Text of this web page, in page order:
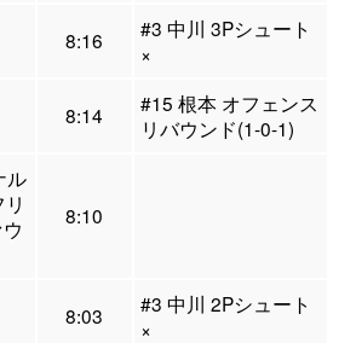
8:16
#3 中川 3Pシュート
×
8:14
#15 根本 オフェンス
リバウンド(1-0-1)
ル
8:10
8:03
#3 中川 2Pシュート
×